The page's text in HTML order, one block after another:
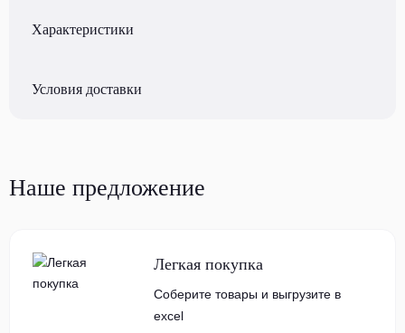
Характеристики
Условия доставки
Наше предложение
Легкая покупка
Соберите товары и выгрузите в
excel